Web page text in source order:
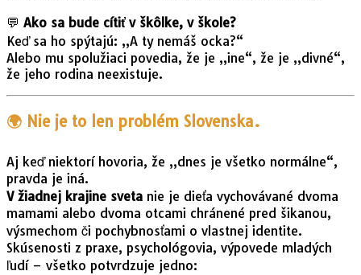
💬 Ako sa bude cítiť v škôlke, v škole?
Keď sa ho spýtajú: „A ty nemáš ocka?“
Alebo mu spolužiaci povedia, že je „ine“, že je „divné“,
že jeho rodina neexistuje.
🌍 Nie je to len problém Slovenska.
Aj keď niektorí hovoria, že „dnes je všetko normálne“,
pravda je iná.
V žiadnej krajine sveta nie je dieťa vychovávané dvoma
mamami alebo dvoma otcami chránené pred šikanou,
výsmechom či pochybnosťami o vlastnej identite.
Skúsenosti z praxe, psychológovia, výpovede mladých
ľudí – všetko potvrdzuje jedno: